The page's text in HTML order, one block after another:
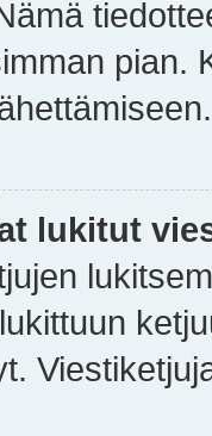
pian.
lukitut